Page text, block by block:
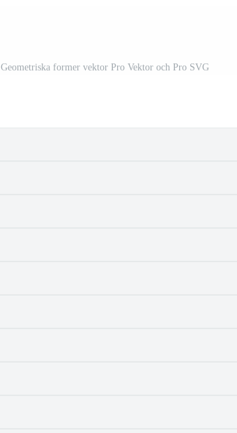
Geometriska former vektor Pro Vektor och Pro SVG